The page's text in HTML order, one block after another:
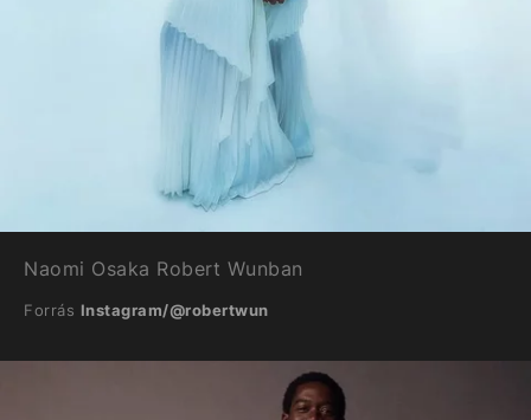
Naomi Osaka Robert Wunban
Forrás Instagram/@robertwun